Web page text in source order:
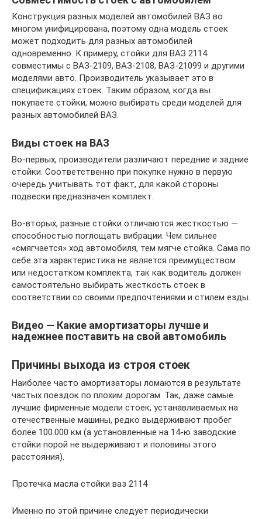
Конструкция разных моделей автомобилей ВАЗ во
многом унифицирована, поэтому одна модель стоек
может подходить для разных автомобилей
одновременно. К примеру, стойки для ВАЗ 2114
совместимы с ВАЗ-2109, ВАЗ-2108, ВАЗ-21099 и другими
моделями авто. Производитель указывает это в
спецификациях стоек. Таким образом, когда вы
покупаете стойки, можно выбирать среди моделей для
разных автомобилей ВАЗ.
Виды стоек на ВАЗ
Во-первых, производители различают передние и задние
стойки. Соответственно при покупке нужно в первую
очередь учитывать тот факт, для какой стороны
подвески предназначен комплект.
Во-вторых, разные стойки отличаются жесткостью —
способностью поглощать вибрации. Чем сильнее
«смягчается» ход автомобиля, тем мягче стойка. Сама по
себе эта характеристика не является преимуществом
или недостатком комплекта, так как водитель должен
самостоятельно выбирать жесткость стоек в
соответствии со своими предпочтениями и стилем езды.
Видео — Какие амортизаторы лучше и
надежнее поставить на свой автомобиль
Причины выхода из строя стоек
Наиболее часто амортизаторы ломаются в результате
частых поездок по плохим дорогам. Так, даже самые
лучшие фирменные модели стоек, устанавливаемых на
отечественные машины, редко выдерживают пробег
более 100.000 км (а установленные на 14-ю заводские
стойки порой не выдерживают и половины этого
расстояния).
Протечка масла стойки ваз 2114
Именно по этой причине следует периодически